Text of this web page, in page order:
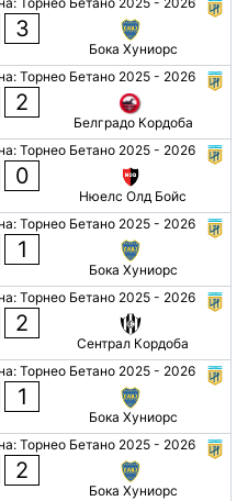
3
Бока Хуниорс
Торнео Бетано 2025 - 2026
2
Белградо Кордоба
Торнео Бетано 2025 - 2026
0
Нюелс Олд Бойс
Торнео Бетано 2025 - 2026
1
Бока Хуниорс
Торнео Бетано 2025 - 2026
2
Сентрал Кордоба
Торнео Бетано 2025 - 2026
1
Бока Хуниорс
Торнео Бетано 2025 - 2026
2
Бока Хуниорс